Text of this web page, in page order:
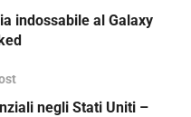
indossabile al Galaxy
negli Stati Uniti –